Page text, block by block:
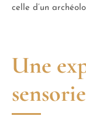
celle d’un
Une